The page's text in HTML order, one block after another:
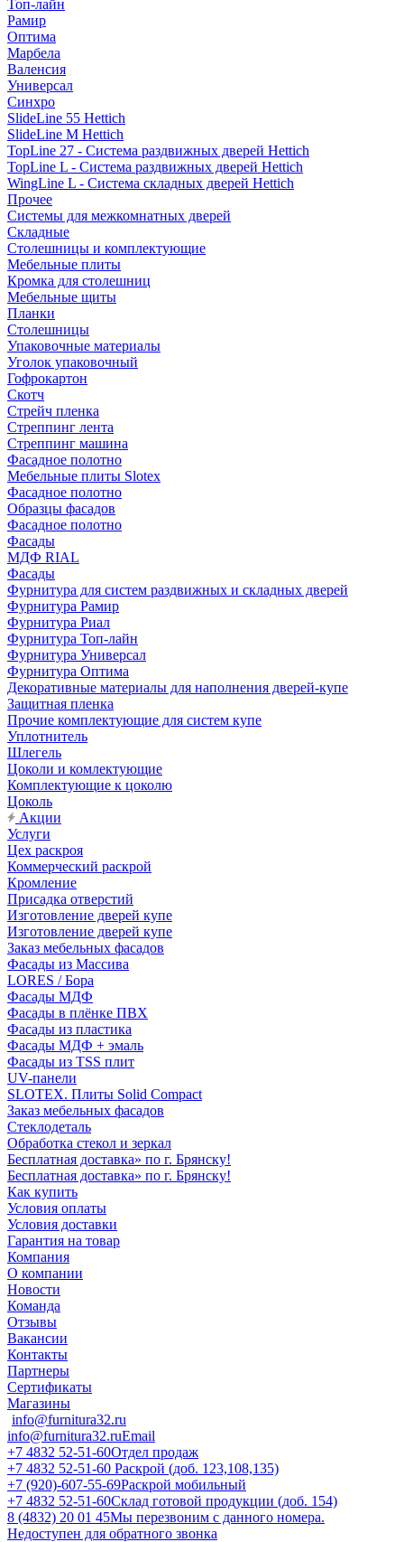
Топ-лайн
Рамир
Оптима
Марбела
Валенсия
Универсал
Синхро
SlideLine 55 Hettich
SlideLine M Hettich
TopLine 27 - Система раздвижных дверей Hettich
TopLine L - Система раздвижных дверей Hettich
WingLine L - Система складных дверей Hettich
Прочее
Системы для межкомнатных дверей
Складные
Столешницы и комплектующие
Мебельные плиты
Кромка для столешниц
Мебельные щиты
Планки
Столешницы
Упаковочные материалы
Уголок упаковочный
Гофрокартон
Скотч
Стрейч пленка
Стреппинг лента
Стреппинг машина
Фасадное полотно
Мебельные плиты Slotex
Фасадное полотно
Образцы фасадов
Фасадное полотно
Фасады
МДФ RIAL
Фасады
Фурнитура для систем раздвижных и складных дверей
Фурнитура Рамир
Фурнитура Риал
Фурнитура Топ-лайн
Фурнитура Универсал
Фурнитура Оптима
Декоративные материалы для наполнения дверей-купе
Защитная пленка
Прочие комплектующие для систем купе
Уплотнитель
Шлегель
Цоколи и комлектующие
Комплектующие к цоколю
Цоколь
Акции
Услуги
Цех раскроя
Коммерческий раскрой
Кромление
Присадка отверстий
Изготовление дверей купе
Изготовление дверей купе
Заказ мебельных фасадов
Фасады из Массива
LORES / Бора
Фасады МДФ
Фасады в плёнке ПВХ
Фасады из пластика
Фасады МДФ + эмаль
Фасады из TSS плит
UV-панели
SLOTEX. Плиты Solid Compact
Заказ мебельных фасадов
Стеклодеталь
Обработка стекол и зеркал
Бесплатная доставка» по г. Брянску!
Бесплатная доставка» по г. Брянску!
Как купить
Условия оплаты
Условия доставки
Гарантия на товар
Компания
О компании
Новости
Команда
Отзывы
Вакансии
Контакты
Партнеры
Сертификаты
Магазины
info@furnitura32.ru
info@furnitura32.ruEmail
+7 4832 52-51-60Отдел продаж
+7 4832 52-51-60 Раскрой (доб. 123,108,135)
+7 (920)-607-55-69Раскрой мобильный
+7 4832 52-51-60Склад готовой продукции (доб. 154)
8 (4832) 20 01 45Мы перезвоним с данного номера.
Недоступен для обратного звонка